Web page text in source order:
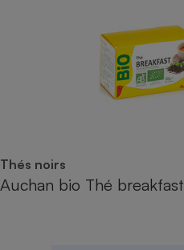
Thés noirs
Auchan bio Thé breakfast